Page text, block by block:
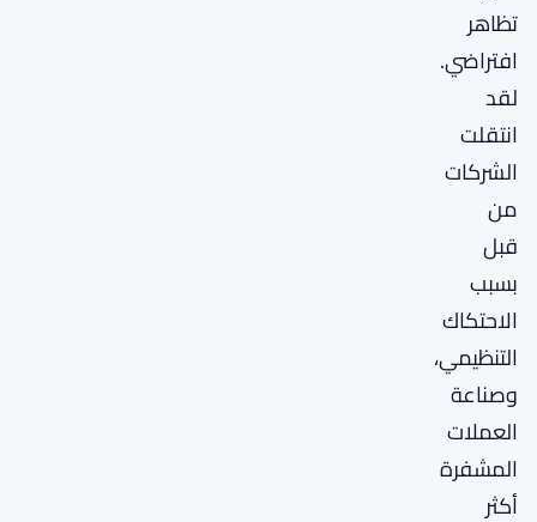
تظاهر
افتراضي.
لقد
انتقلت
الشركات
من
قبل
بسبب
الاحتكاك
التنظيمي،
وصناعة
العملات
المشفرة
أكثر